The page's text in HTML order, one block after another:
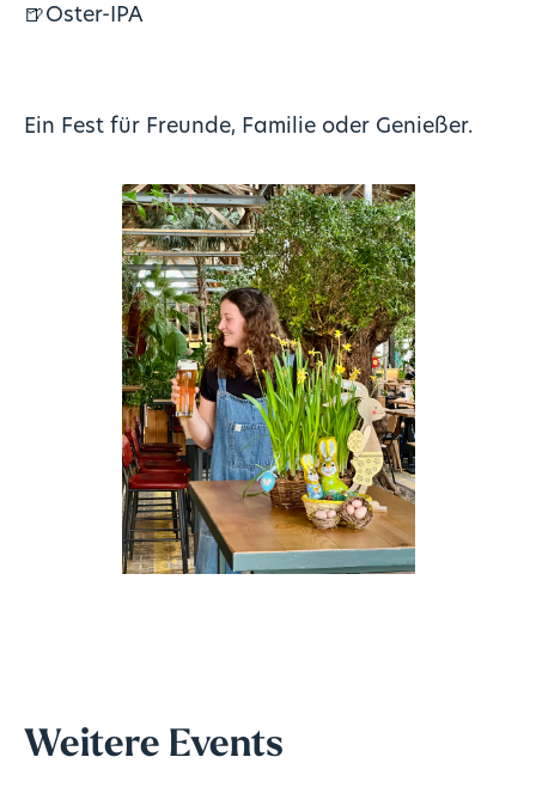
🍺Oster-IPA
Ein Fest für Freunde, Familie oder Genießer.
Weitere Events